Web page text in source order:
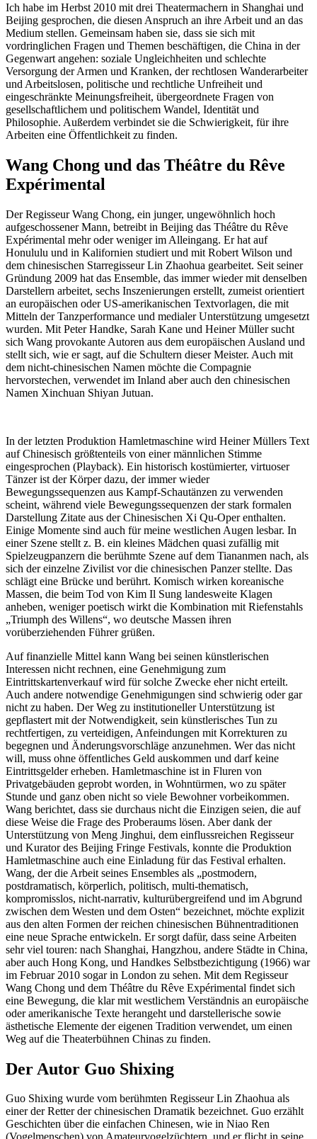
Ich habe im Herbst 2010 mit drei Theatermachern in Shanghai und
Beijing gesprochen, die diesen Anspruch an ihre Arbeit und an das
Medium stellen. Gemeinsam haben sie, dass sie sich mit
vordringlichen Fragen und Themen beschäftigen, die China in der
Gegenwart angehen: soziale Ungleichheiten und schlechte
Versorgung der Armen und Kranken, der rechtlosen Wanderarbeiter
und Arbeitslosen, politische und rechtliche Unfreiheit und
eingeschränkte Meinungsfreiheit, übergeordnete Fragen von
gesellschaftlichem und politischem Wandel, Identität und
Philosophie. Außerdem verbindet sie die Schwierigkeit, für ihre
Arbeiten eine Öffentlichkeit zu finden.
Wang Chong und das Théâtre du Rêve
Expérimental
Der Regisseur Wang Chong, ein junger, ungewöhnlich hoch
aufgeschossener Mann, betreibt in Beijing das Théâtre du Rêve
Expérimental mehr oder weniger im Alleingang. Er hat auf
Honululu und in Kalifornien studiert und mit Robert Wilson und
dem chinesischen Starregisseur Lin Zhaohua gearbeitet. Seit seiner
Gründung 2009 hat das Ensemble, das immer wieder mit denselben
Darstellern arbeitet, sechs Inszenierungen erstellt, zumeist orientiert
an europäischen oder US-amerikanischen Textvorlagen, die mit
Mitteln der Tanzperformance und medialer Unterstützung umgesetzt
wurden. Mit Peter Handke, Sarah Kane und Heiner Müller sucht
sich Wang provokante Autoren aus dem europäischen Ausland und
stellt sich, wie er sagt, auf die Schultern dieser Meister. Auch mit
dem nicht-chinesischen Namen möchte die Compagnie
hervorstechen, verwendet im Inland aber auch den chinesischen
Namen Xinchuan Shiyan Jutuan.
In der letzten Produktion Hamletmaschine wird Heiner Müllers Text
auf Chinesisch größtenteils von einer männlichen Stimme
eingesprochen (Playback). Ein historisch kostümierter, virtuoser
Tänzer ist der Körper dazu, der immer wieder
Bewegungssequenzen aus Kampf-Schautänzen zu verwenden
scheint, während viele Bewegungssequenzen der stark formalen
Darstellung Zitate aus der Chinesischen Xi Qu-Oper enthalten.
Einige Momente sind auch für meine westlichen Augen lesbar. In
einer Szene stellt z. B. ein kleines Mädchen quasi zufällig mit
Spielzeugpanzern die berühmte Szene auf dem Tiananmen nach, als
sich der einzelne Zivilist vor die chinesischen Panzer stellte. Das
schlägt eine Brücke und berührt. Komisch wirken koreanische
Massen, die beim Tod von Kim Il Sung landesweite Klagen
anheben, weniger poetisch wirkt die Kombination mit Riefenstahls
„Triumph des Willens“, wo deutsche Massen ihren
vorüberziehenden Führer grüßen.
Auf finanzielle Mittel kann Wang bei seinen künstlerischen
Interessen nicht rechnen, eine Genehmigung zum
Eintrittskartenverkauf wird für solche Zwecke eher nicht erteilt.
Auch andere notwendige Genehmigungen sind schwierig oder gar
nicht zu haben. Der Weg zu institutioneller Unterstützung ist
gepflastert mit der Notwendigkeit, sein künstlerisches Tun zu
rechtfertigen, zu verteidigen, Anfeindungen mit Korrekturen zu
begegnen und Änderungsvorschläge anzunehmen. Wer das nicht
will, muss ohne öffentliches Geld auskommen und darf keine
Eintrittsgelder erheben. Hamletmaschine ist in Fluren von
Privatgebäuden geprobt worden, in Wohntürmen, wo zu später
Stunde und ganz oben nicht so viele Bewohner vorbeikommen.
Wang berichtet, dass sie durchaus nicht die Einzigen seien, die auf
diese Weise die Frage des Proberaums lösen. Aber dank der
Unterstützung von Meng Jinghui, dem einflussreichen Regisseur
und Kurator des Beijing Fringe Festivals, konnte die Produktion
Hamletmaschine auch eine Einladung für das Festival erhalten.
Wang, der die Arbeit seines Ensembles als „postmodern,
postdramatisch, körperlich, politisch, multi-thematisch,
kompromisslos, nicht-narrativ, kulturübergreifend und im Abgrund
zwischen dem Westen und dem Osten“ bezeichnet, möchte explizit
aus den alten Formen der reichen chinesischen Bühnentraditionen
eine neue Sprache entwickeln. Er sorgt dafür, dass seine Arbeiten
sehr viel touren: nach Shanghai, Hangzhou, andere Städte in China,
aber auch Hong Kong, und Handkes Selbstbezichtigung (1966) war
im Februar 2010 sogar in London zu sehen. Mit dem Regisseur
Wang Chong und dem Théâtre du Rêve Expérimental findet sich
eine Bewegung, die klar mit westlichem Verständnis an europäische
oder amerikanische Texte herangeht und darstellerische sowie
ästhetische Elemente der eigenen Tradition verwendet, um einen
Weg auf die Theaterbühnen Chinas zu finden.
Der Autor Guo Shixing
Guo Shixing wurde vom berühmten Regisseur Lin Zhaohua als
einer der Retter der chinesischen Dramatik bezeichnet. Guo erzählt
Geschichten über die einfachen Chinesen, wie in Niao Ren